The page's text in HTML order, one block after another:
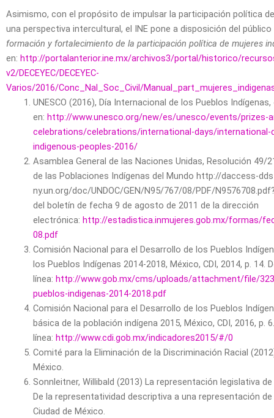
Asimismo, con el propósito de impulsar la participación política
una perspectiva intercultural, el INE pone a disposición del
formación y fortalecimiento de la participación política de mujeres
en: http://portalanterior.ine.mx/archivos3/portal/historico/
v2/DECEYEC/DECEYEC-
Varios/2016/Conc_Nal_Soc_Civil/
UNESCO (2016), Día Internacional de los Pueblos
en: http://www.unesco.org/new/es/unesco/events/prizes-
celebrations/celebrations/international-days/
indigenous-peoples-2016/
Asamblea General de las Naciones Unidas, Resolución 49/
de las Poblaciones Indígenas del Mundo http://daccess-
ny.un.org/doc/UNDOC/GEN/N95/767/08/PDF/
del boletín de fecha 9 de agosto de 2011 de la dirección
electrónica: http://estadistica.inmujeres.gob.mx/formas/
08.pdf
Comisión Nacional para el Desarrollo de los Pueblos
los Pueblos Indígenas 2014-2018, México, CDI, 2014, p. 14.
línea: http://www.gob.mx/cms/uploads/attachment/file/
pueblos-indigenas-2014-2018.pdf
Comisión Nacional para el Desarrollo de los Pueblos
básica de la población indígena 2015, México, CDI, 2016, p.
línea: http://www.cdi.gob.mx/indicadores2015/#/0
Comité para la Eliminación de la Discriminación Racial
México.
Sonnleitner, Willibald (2013) La representación legislativa
De la representatividad descriptiva a una representación de
Ciudad de México.